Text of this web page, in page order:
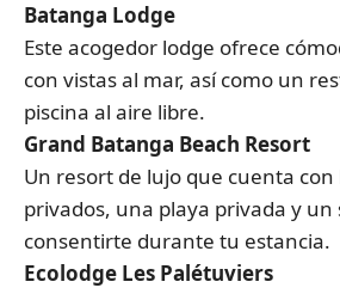
Batanga Lodge
Este acogedor lodge ofrece
con vistas al mar, así como un
piscina al aire libre.
Grand Batanga Beach Resort
Un resort de lujo que cuenta
privados, una playa privada y un
consentirte durante tu estancia.
Ecolodge Les Palétuviers